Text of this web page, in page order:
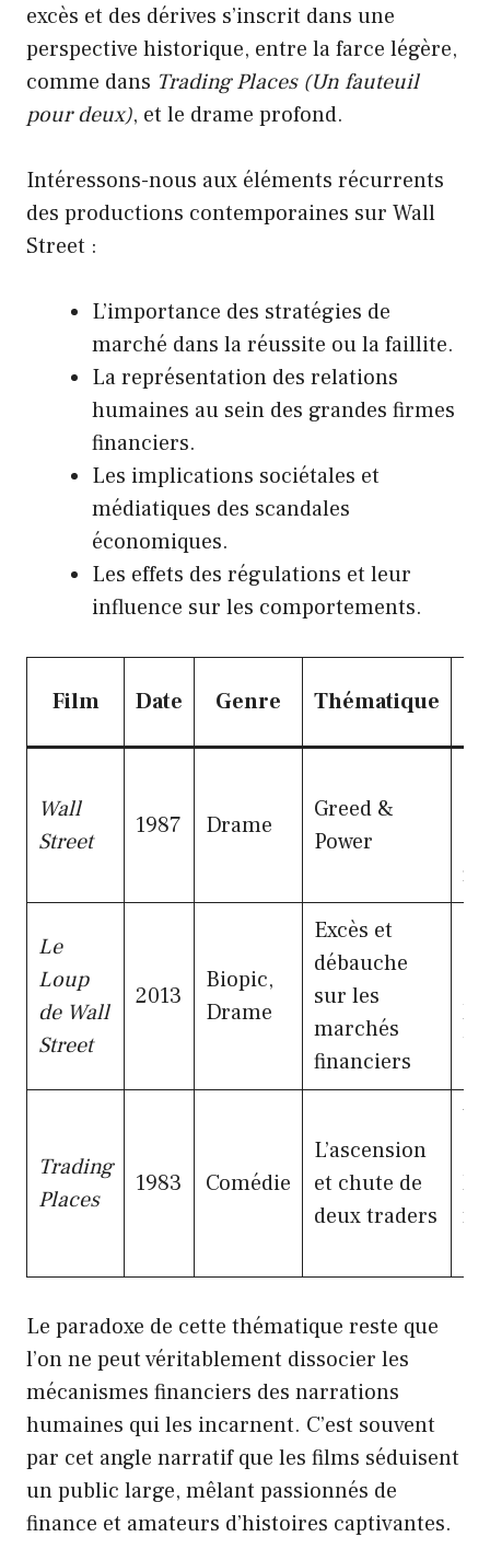
excès et des dérives s’inscrit dans une
perspective historique, entre la farce légère,
comme dans Trading Places (Un fauteuil
pour deux), et le drame profond.
Intéressons-nous aux éléments récurrents
des productions contemporaines sur Wall
Street :
L’importance des stratégies de
marché dans la réussite ou la faillite.
La représentation des relations
humaines au sein des grandes firmes
financiers.
Les implications sociétales et
médiatiques des scandales
économiques.
Les effets des régulations et leur
influence sur les comportements.
Film Date Genre Thématique
Wall
Street
1987 Drame
Greed &
Power
Le
Loup
de Wall
Street
2013
Biopic,
Drame
Excès et
débauche
sur les
marchés
financiers
Trading
Places
1983 Comédie
L’ascension
et chute de
deux traders
le
Le paradoxe de cette thématique reste que
l’on ne peut véritablement dissocier les
mécanismes financiers des narrations
humaines qui les incarnent. C’est souvent
par cet angle narratif que les films séduisent
un public large, mêlant passionnés de
finance et amateurs d’histoires captivantes.